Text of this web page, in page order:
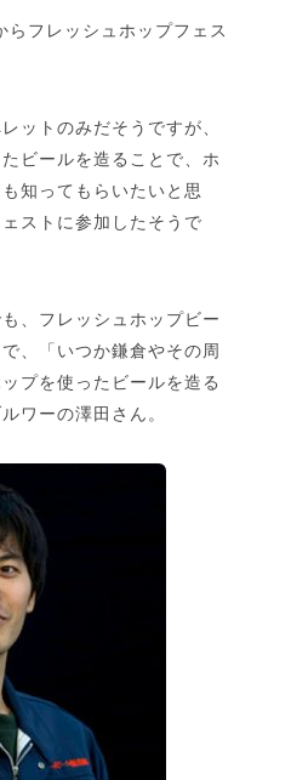
フレッシュホップフェス
ットのみだそうですが、
ビールを造ることで、ホ
知ってもらいたいと思
ストに参加したそうで
、フレッシュホップビー
、「いつか鎌倉やその周
プを使ったビールを造る
ワーの澤田さん。